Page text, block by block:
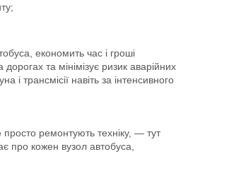
економить час і гроші
та мінімізує ризик аварійних
і трансмісії навіть за інтенсивного
ремонтують техніку, — тут
про кожен вузол автобуса,